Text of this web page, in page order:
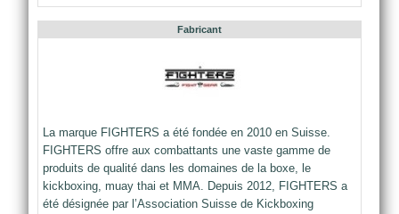
Fabricant
La marque FIGHTERS a été fondée en 2010 en Suisse.
FIGHTERS offre aux combattants une vaste gamme de
produits de qualité dans les domaines de la boxe, le
kickboxing, muay thai et MMA. Depuis 2012, FIGHTERS a
été désignée par l’Association Suisse de Kickboxing